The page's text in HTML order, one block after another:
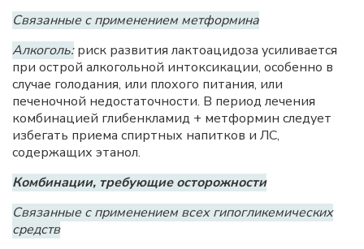
Связанные с применением метформина
Алкоголь:риск развития лактоацидоза усиливается
при острой алкогольной интоксикации, особенно в
случае голодания, или плохого питания, или
печеночной недостаточности. В период лечения
комбинацией глибенкламид + метформин следует
избегать приема спиртных напитков и ЛС,
содержащих этанол.
Комбинации, требующие осторожности
Связанные с применением всех гипогликемических
средств